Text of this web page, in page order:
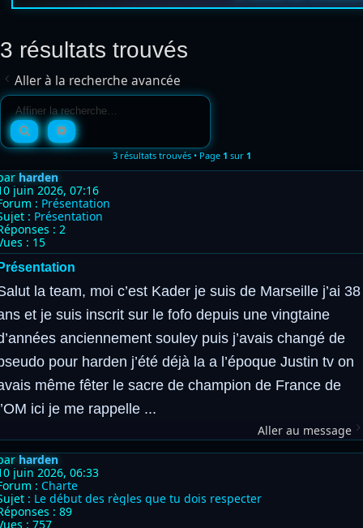
3 résultats trouvés
Aller à la recherche avancée
RechercherRecherche avancée
3 résultats trouvés • Page 1 sur 1
harden
juin 2026, 07:16
: Présentation
: Présentation
: 2
: 15
la team, moi c’est Kader je suis de Marseille j’ai 38
et je suis inscrit sur le fofo depuis une vingtaine
anciennement souley puis j’avais changé de
pour harden j’été déjà la a l’époque Justin tv on
même fêter le sacre de champion de France de
ici je me rappelle ...
Aller au message
harden
juin 2026, 06:33
: Charte
: Le début des règles que tu dois respecter
: 89
: 757